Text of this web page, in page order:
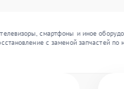
смартфоны и иное
с заменой запчастей по